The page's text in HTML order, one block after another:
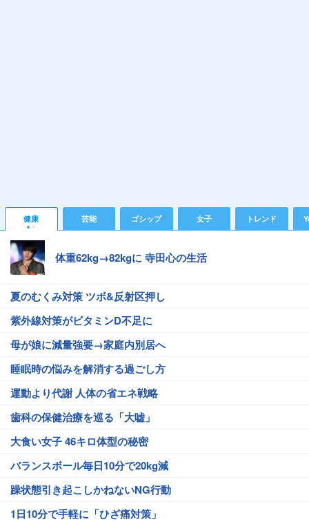
健康 芸能 ゴシップ 女子 トレンド
体重62kg→82kgに 寺田心の生活
夏のむくみ対策 ツボ&反射区押し
紫外線対策がビタミンD不足に
母が娘に減量強要→家庭内別居へ
睡眠時の悩みを解消する過ごし方
運動より代謝 人体の省エネ戦略
歯科の保健治療を巡る「大嘘」
大食い女子 46キロ体型の秘密
バランスボール毎日10分で20kg減
躁状態引き起こしかねないNG行動
1日10分で手軽に「ひざ痛対策」